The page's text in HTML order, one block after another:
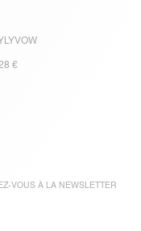
€
VOUS À LA NEWSLETTER